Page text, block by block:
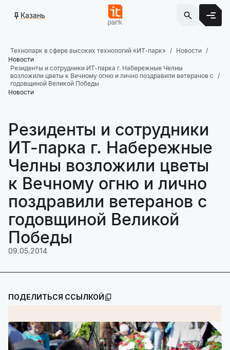
Казань
Технопарк в сфере высоких технологий «ИТ-парк»
Новости
Новости
Резиденты и сотрудники ИТ-парка г. Набережные Челны
возложили цветы к Вечному огню и лично поздравили ветеранов с
годовщиной Великой Победы
Новости
Резиденты и сотрудники
ИТ-парка г. Набережные
Челны возложили цветы
к Вечному огню и лично
поздравили ветеранов с
годовщиной Великой
Победы
09.05.2014
ПОДЕЛИТЬСЯ ССЫЛКОЙ